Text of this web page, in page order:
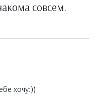
совсем.
хочу:))